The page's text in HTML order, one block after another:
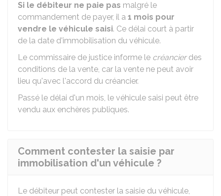
Si le débiteur ne paie pas malgré le
commandement de payer, il a 1 mois pour
vendre le véhicule saisi. Ce délai court à partir
de la date d'immobilisation du véhicule.
Le commissaire de justice informe le créancier des
conditions de la vente, car la vente ne peut avoir
lieu qu'avec l'accord du créancier.
Passé le délai d'un mois, le véhicule saisi peut être
vendu aux enchères publiques.
Comment contester la saisie par
immobilisation d'un véhicule ?
Le débiteur peut contester la saisie du véhicule,